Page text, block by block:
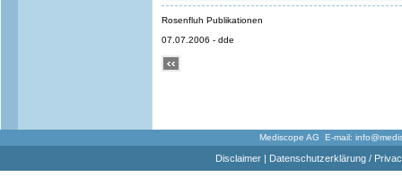
Rosenfluh Publikationen
07.07.2006 - dde
Mediscope AG E-mail:
Disclaimer| Datenschutzerklärung /